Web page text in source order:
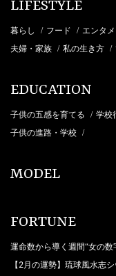
LIFESTYLE
暮らし / フード / エンタメ
夫婦・家族 / 私の生き方 /
EDUCATION
子供の五感を育てる / 学校
子供の進路・学校 /
MODEL
FORTUNE
運命数から導く週間“女の数
【2月の運勢】琉球風水志